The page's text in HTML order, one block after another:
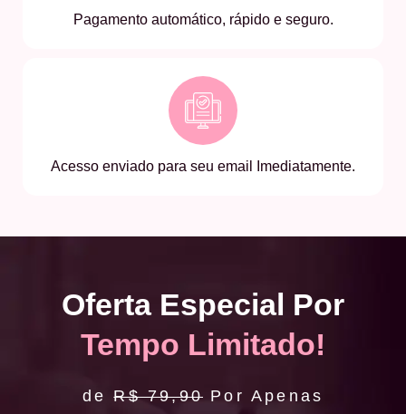
Pagamento automático, rápido e seguro.
Acesso enviado para seu email Imediatamente.
Oferta Especial Por
Tempo Limitado!
deR$ 79,90 Por Apenas